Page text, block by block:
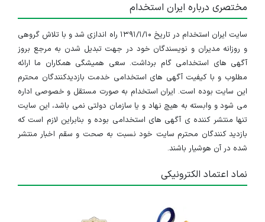
مختصری درباره ایران استخدام
سایت ایران استخدام در تاریخ ۱۳۹۱/۱/۱۰ راه اندازی شد و با تلاش گروهی
و روزانه مدیران و نویسندگان خود در جهت تبدیل شدن به مرجع بروز
آگهی های استخدامی گام برداشت. سعی همیشگی همکاران ما ارائه
مطلوب و با کیفیت آگهی های استخدامی خدمت بازدیدکنندگان محترم
این سایت بوده است. ایران استخدام به صورت مستقل و خصوصی اداره
می شود و وابسته به هیچ نهاد و یا سازمان دولتی نمی باشد، این سایت
تنها منتشر کننده ی آگهی های استخدامی بوده و بنابراین لازم است که
بازدید کنندگان محترم سایت خود نسبت به صحت و سقم اخبار منتشر
شده در آن هوشیار باشند.
نماد اعتماد الکترونیکی